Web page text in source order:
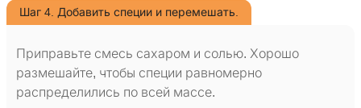
Шаг 4. Добавить специи и перемешать.
Приправьте смесь сахаром и солью. Хорошо
размешайте, чтобы специи равномерно
распределились по всей массе.